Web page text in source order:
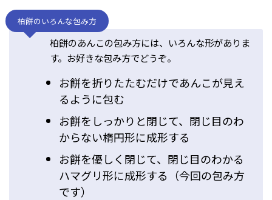
柏餅のいろんな包み方
柏餅のあんこの包み方には、いろんな形がありま
す。お好きな包み方でどうぞ。
お餅を折りたたむだけであんこが見え
るように包む
お餅をしっかりと閉じて、閉じ目のわ
からない楕円形に成形する
お餅を優しく閉じて、閉じ目のわかる
ハマグリ形に成形する（今回の包み方
です）